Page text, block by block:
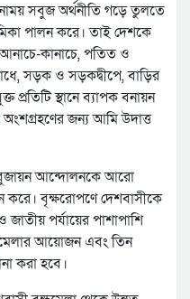
সবুজ অর্থনীতি গড়ে তুলতে
পালন করে। তাই দেশকে
কানাচে, পতিত ও
সড়ক ও সড়কদ্বীপে, বাড়ির
প্রতিটি স্থানে ব্যাপক বনায়ন
অংশগ্রহণের জন্য আমি উদাত্ত
আন্দোলনকে আরো
করে। বৃক্ষরোপণে দেশবাসীকে
পর্যায়ের পাশাপাশি
আয়োজন এবং তিন
করা হবে।